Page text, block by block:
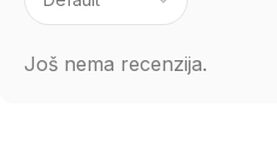
Još nema recenzija.